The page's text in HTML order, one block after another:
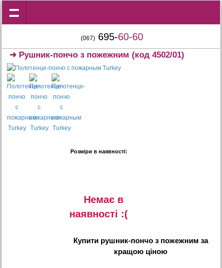
(067) 695-60-60
➜ Рушник-пончо з пожежним (код 4502/01)
Розміри в наявності:
Немає в
наявностi :(
Купити рушник-пончо з пожежним за
кращою ціною